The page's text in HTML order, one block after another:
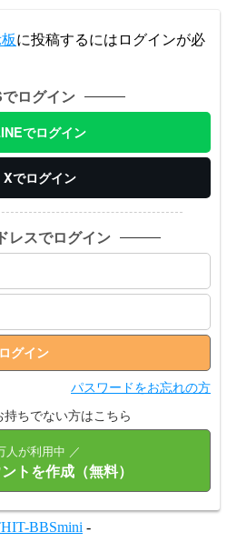
に投稿するにはログインが必
ログイン
でログイン
Xでログイン
レスでログイン
パスワードをお忘れの方
ちでない方はこちら
人が利用中 ／
トを作成（無料）
BBSmini -